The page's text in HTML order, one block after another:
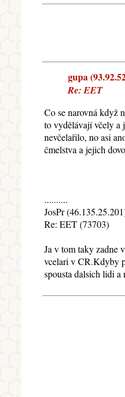
gupa
Re: EET
Co se narovná když
to vydělávají včely a
nevčelařilo, no asi
čmelstva a jejich
..........
JosPr
Re: EET (73703)
Ja v tom taky zadne
vcelari v CR.Kdyby
spousta dalsich lidi